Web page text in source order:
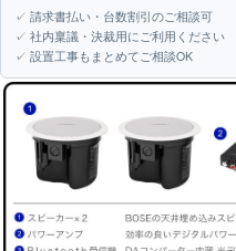
✓ 請求書払い・台数割引のご相談可
✓ 社内稟議・決裁用にご利用ください
✓ 設置工事もまとめてご相談OK